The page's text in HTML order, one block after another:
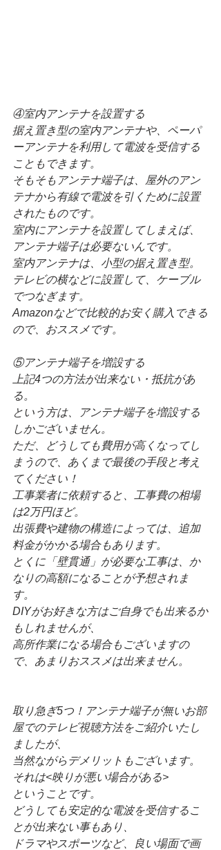
④室内アンテナを設置する
据え置き型の室内アンテナや、ペーパ
ーアンテナを利用して電波を受信する
こともできます。
そもそもアンテナ端子は、屋外のアン
テナから有線で電波を引くために設置
されたものです。
室内にアンテナを設置してしまえば、
アンテナ端子は必要ないんです。
室内アンテナは、小型の据え置き型。
テレビの横などに設置して、ケーブル
でつなぎます。
Amazonなどで比較的お安く購入できる
ので、おススメです。
⑤アンテナ端子を増設する
上記4つの方法が出来ない・抵抗があ
る。
という方は、アンテナ端子を増設する
しかございません。
ただ、どうしても費用が高くなってし
まうので、あくまで最後の手段と考え
てください！
工事業者に依頼すると、工事費の相場
は2万円ほど。
出張費や建物の構造によっては、追加
料金がかかる場合もあります。
とくに「壁貫通」が必要な工事は、か
なりの高額になることが予想されま
す。
DIYがお好きな方はご自身でも出来るか
もしれませんが、
高所作業になる場合もございますの
で、あまりおススメは出来ません。
取り急ぎ5つ！アンテナ端子が無いお部
屋でのテレビ視聴方法をご紹介いたし
ましたが、
当然ながらデメリットもございます。
それは<映りが悪い場合がある>
ということです。
どうしても安定的な電波を受信するこ
とが出来ない事もあり、
ドラマやスポーツなど、良い場面で画